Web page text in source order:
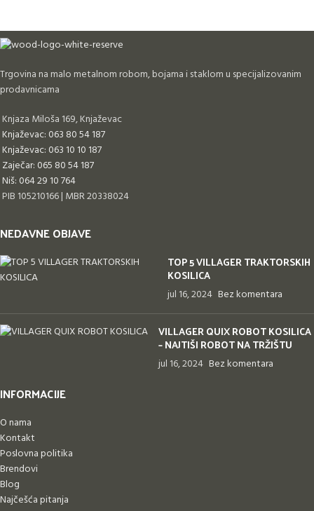
Trgovina na malo metalnom robom, bojama i staklom u specijalizovanim
prodavnicama
Knjaza Miloša 169, Knjaževac
Knjaževac: 063 80 54 187
Knjaževac: 063 10 10 187
Zaječar: 065 80 54 187
Niš: 064 29 10 764
PIB 105210166 | MBR 20338024
NEDAVNE OBJAVE
TOP 5 VILLAGER TRAKTORSKIH
KOSILICA
jul 16, 2024 Bez komentara
VILLAGER QUIX ROBOT KOSILICA
– NAJTIŠI ROBOT NA TRŽIŠTU
jul 16, 2024 Bez komentara
INFORMACIJE
O nama
Kontakt
Poslovna politika
Brendovi
Blog
Najčešća pitanja